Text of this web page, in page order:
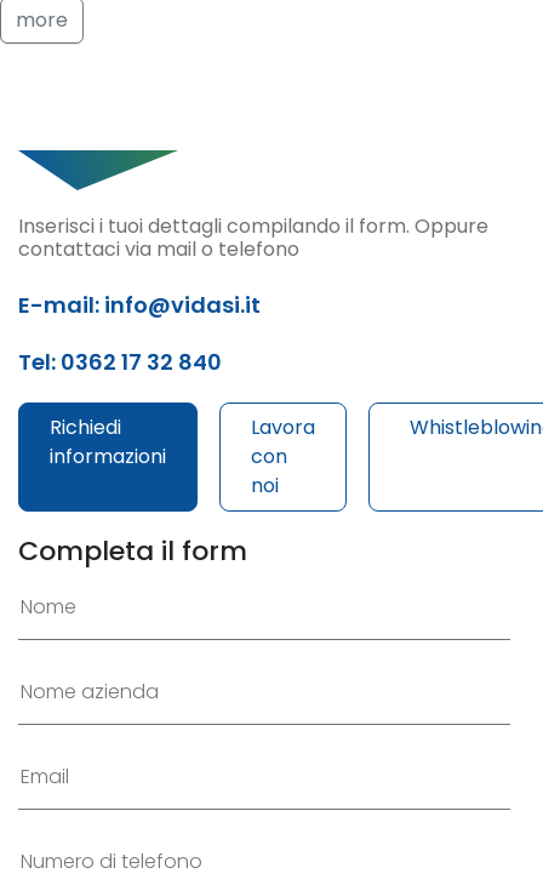
more
Inserisci i tuoi dettagli compilando il form. Oppure
contattaci via mail o telefono
E-mail: info@vidasi.it
Tel: 0362 17 32 840
Richiedi
informazioni
Lavora
con
noi
Completa il form